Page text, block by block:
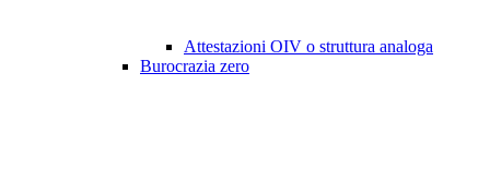
Attestazioni OIV o struttura analoga
Burocrazia zero